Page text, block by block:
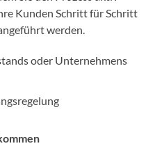
Kunden Schritt für Schritt
werden.
oder Unternehmens